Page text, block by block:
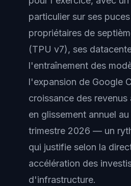
particulier sur ses
propriétaires de
(TPU v7), ses
l'entraînement des
l'expansion de Google
croissance des
en glissement annuel
trimestre 2026 — un
qui justifie selon la
accélération des
d'infrastructure.